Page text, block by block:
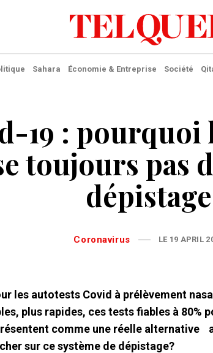
Sahara Économie & Entreprise Société
19 : pourquoi
toujours pas
dépistage
Coronavirus LE 19 APRIL
les autotests Covid à prélèvement
plus rapides, ces tests fiables à 80%
comme une réelle alternative
sur ce système de dépistage?